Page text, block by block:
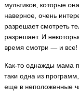
мультиков, которые
наверное, очень
разрешает смотреть
разрешает. И
время смотри — и все!
Как-то однажды мама
таки одна из
еще в неположенные